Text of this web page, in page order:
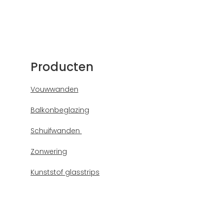
Producten
Vouwwanden
Balkonbeglazing
Schuifwanden
Zonwering
Kunststof glasstrips